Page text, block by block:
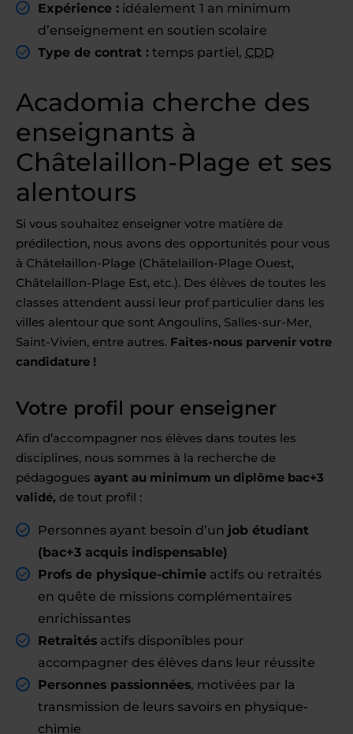
Expérience : idéalement 1 an minimum
d’enseignement en soutien scolaire
Type de contrat : temps partiel, CDD
Acadomia cherche des
enseignants à
Châtelaillon-Plage et ses
alentours
Si vous souhaitez enseigner votre matière de
prédilection, nous avons des opportunités pour vous
à Châtelaillon-Plage (Châtelaillon-Plage Ouest,
Châtelaillon-Plage Est, etc.). Des élèves de toutes les
classes attendent aussi leur prof particulier dans les
villes alentour que sont Angoulins, Salles-sur-Mer,
Saint-Vivien, entre autres. Faites-nous parvenir votre
candidature !
Votre profil pour enseigner
Afin d’accompagner nos élèves dans toutes les
disciplines, nous sommes à la recherche de
pédagogues ayant au minimum un diplôme bac+3
validé, de tout profil :
Personnes ayant besoin d’un job étudiant
(bac+3 acquis indispensable)
Profs de physique-chimie actifs ou retraités
en quête de missions complémentaires
enrichissantes
Retraités actifs disponibles pour
accompagner des élèves dans leur réussite
Personnes passionnées, motivées par la
transmission de leurs savoirs en physique-
chimie